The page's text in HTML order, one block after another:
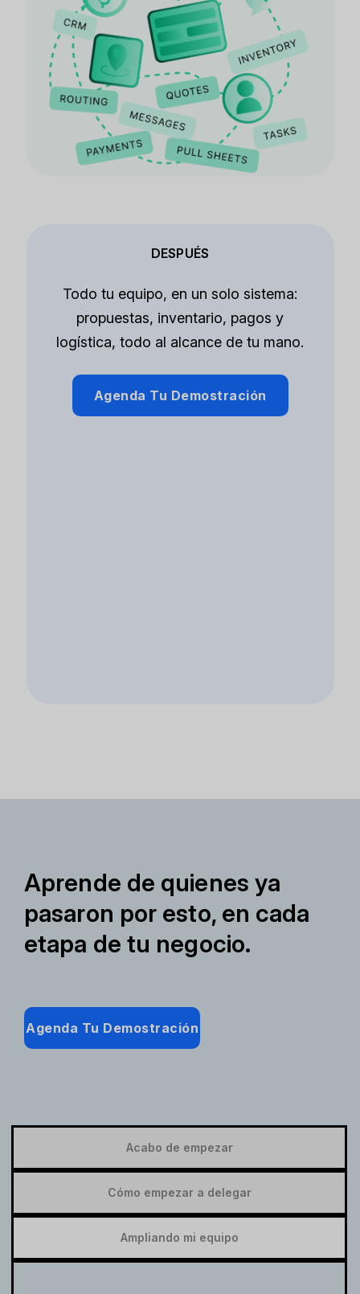
DESPUÉS
Todo tu equipo, en un solo sistema:
propuestas, inventario, pagos y
logística, todo al alcance de tu mano.
Agenda Tu Demostración
Aprende de quienes ya
pasaron por esto, en cada
etapa de tu negocio.
Agenda Tu Demostración
Acabo de empezar
Cómo empezar a delegar
Ampliando mi equipo